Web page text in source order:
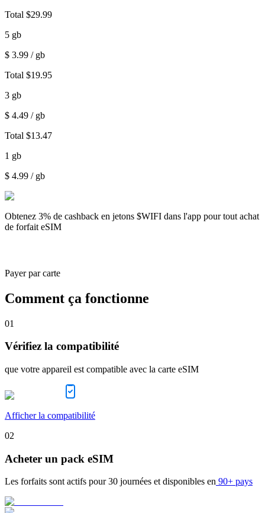
Total $29.99
5 gb
$ 3.99 / gb
Total $19.95
3 gb
$ 4.49 / gb
Total $13.47
1 gb
$ 4.99 / gb
Obtenez 3% de cashback en jetons $WIFI dans l'app pour tout achat
de forfait eSIM
Payer par carte
Comment ça fonctionne
01
Vérifiez la compatibilité
que votre appareil est compatible avec la carte eSIM
Afficher la compatibilité
02
Acheter un pack eSIM
Les forfaits sont actifs pour 30 journées et disponibles en 90+ pays